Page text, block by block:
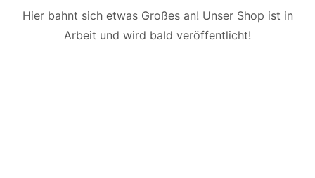
Hier bahnt sich etwas Großes an! Unser Shop ist in
Arbeit und wird bald veröffentlicht!